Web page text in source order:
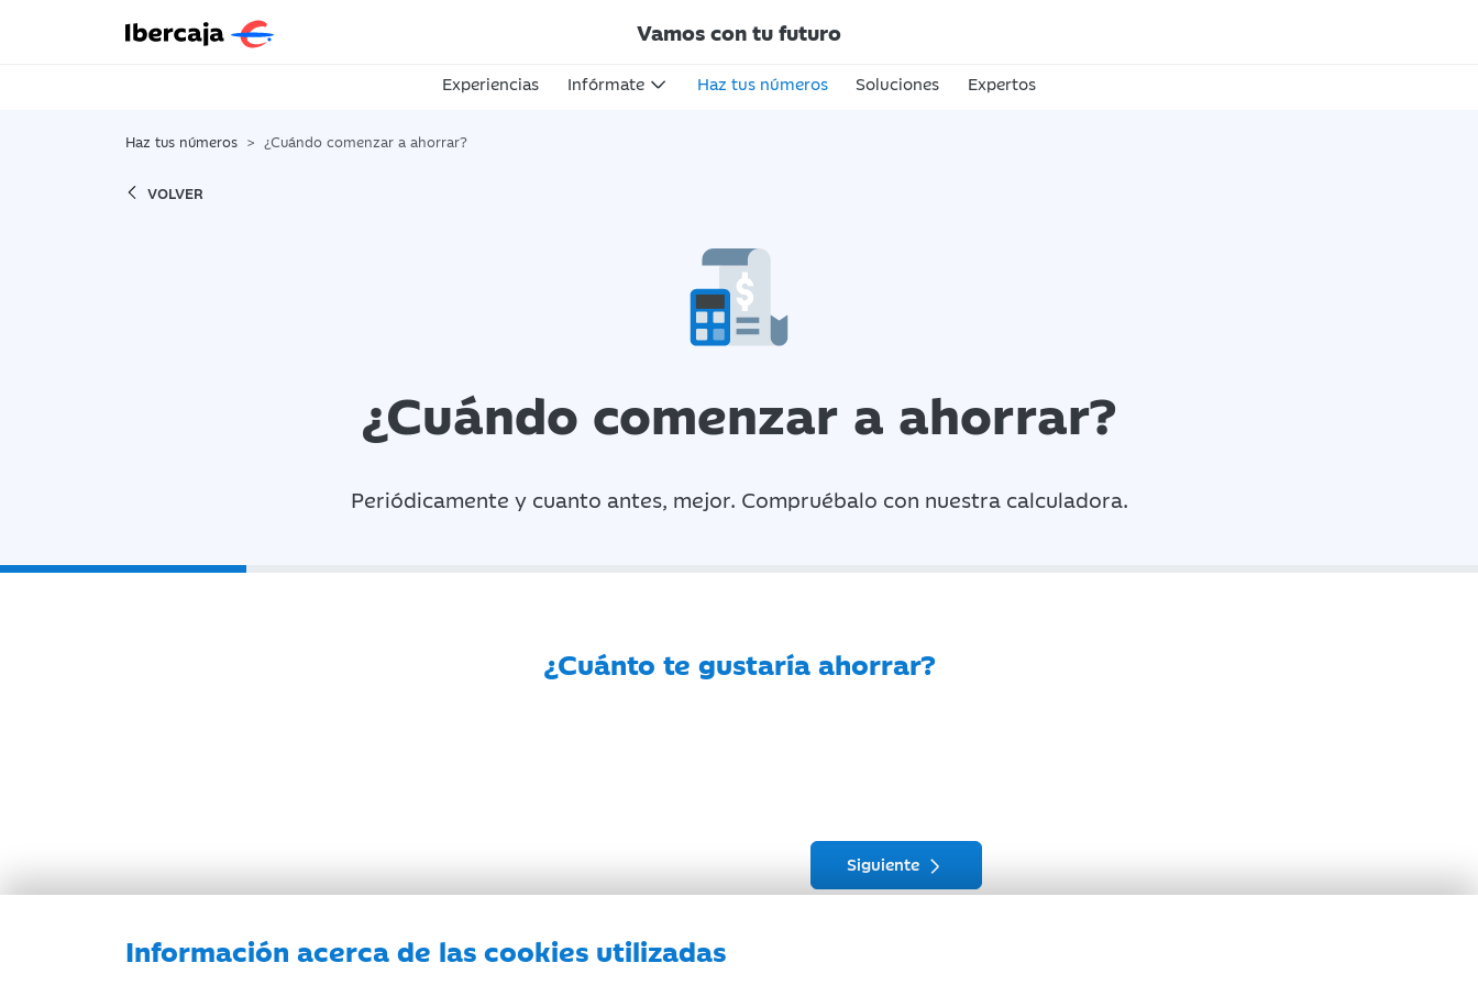
Información acerca de las cookies utilizadas
Vamos con tu futuro
Experiencias Infórmate Haz tus números Soluciones Expertos
Haz tus números ¿Cuándo comenzar a ahorrar?
VOLVER
¿Cuándo comenzar a ahorrar?
Periódicamente y cuanto antes, mejor. Compruébalo con nuestra calculadora.
¿Cuánto te gustaría ahorrar?
Siguiente